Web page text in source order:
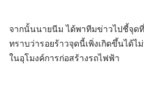
จากนั้นนายนีม ได้พาทีมข่าวไปชี้จุด
ทราบว่ารอยร้าวจุดนี้เพิ่งเกิดขึ้นได้
ในอุโมงค์การก่อสร้างรถไฟฟ้า